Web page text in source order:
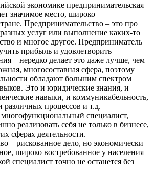
экономике предпринимательская
значимое место, широко
Предпринимательство – это про
услуг или выполнение каких-то
и многое другое. Предприниматель
прибыль и удовлетворить
– нередко делает это даже лучше, чем
многосоставная сфера, поэтому
обладают большим спектром
Это и юридические знания, и
навыки, и коммуникабельность,
различных процессов и т.д.
специалист,
реализовать себя не только в бизнесе,
сферах деятельности.
– рискованное дело, но экономически
широко востребованное у населения
специалист точно не останется без